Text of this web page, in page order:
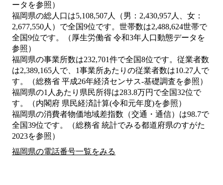
ータを参照）
福岡県の総人口は5,108,507人（男：2,430,957人、女：
2,677,550人）で全国9位です。世帯数は2,488,624世帯で
全国9位です。（厚生労働省 令和3年人口動態データを
参照）
福岡県の事業所数は232,701件で全国8位です。従業者数
は2,389,165人で、1事業所あたりの従業者数は10.27人で
す。（総務省 平成26年経済センサス‐基礎調査を参照）
福岡県の1人あたり県民所得は283.8万円で全国32位で
す。（内閣府 県民経済計算(令和元年度)を参照）
福岡県の消費者物価地域差指数（交通・通信）は98.7で
全国39位です。（総務省 統計でみる都道府県のすがた
2023を参照）
福岡県の電話番号一覧をみる